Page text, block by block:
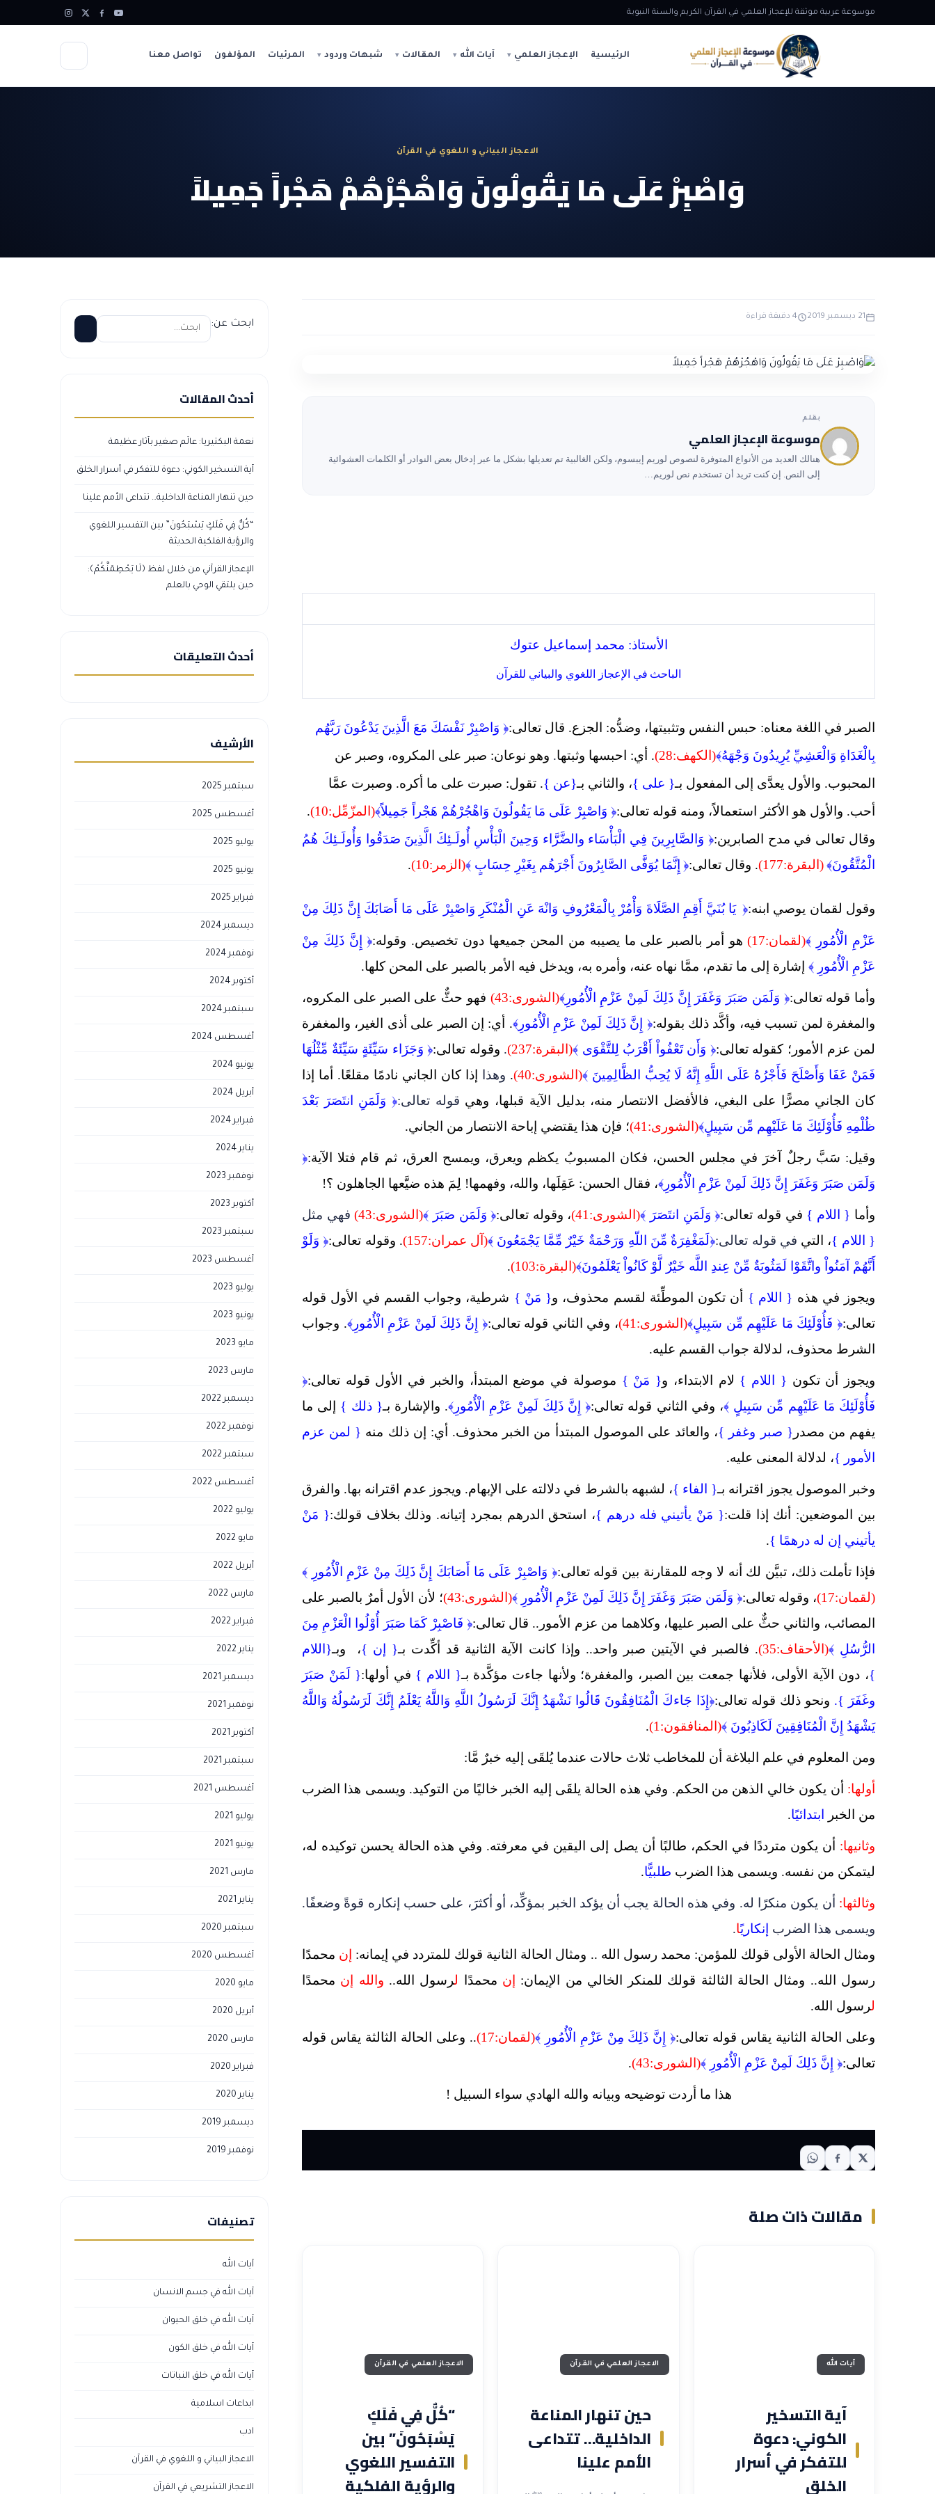
موسوعة عربية موثقة للإعجاز العلمي في القرآن الكريم والسنة النبوية
الرئيسية الإعجاز العلمي آيات الله المقالات شبهات وردود المرئيات المؤلفون تواصل معنا
الاعجاز البياني و اللغوي في القرآن
وَاصْبِرْ عَلَى مَا يَقُولُونَ وَاهْجُرْهُمْ هَجْراً جَمِيلاً
21 ديسمبر 2019 4 دقيقة قراءة
بقلم
موسوعة الإعجاز العلمي
هنالك العديد من الأنواع المتوفرة لنصوص لوريم إيبسوم، ولكن الغالبية تم تعديلها بشكل ما عبر إدخال بعض النوادر أو الكلمات العشوائية
إلى النص. إن كنت تريد أن تستخدم نص لوريم…
الأستاذ: محمد إسماعيل عتوك
الباحث في الإعجاز اللغوي والبياني للقرآن
الصبر في اللغة معناه: حبس النفس وتثبيتها، وضدُّه: الجزع. قال تعالى:﴿ وَاصْبِرْ نَفْسَكَ مَعَ الَّذِينَ يَدْعُونَ رَبَّهُم
بِالْغَدَاةِ وَالْعَشِيِّ يُرِيدُونَ وَجْهَهُ﴾(الكهف:28) . أي: احبسها وثبتها. وهو نوعان: صبر على المكروه، وصبر عن
المحبوب. والأول يعدَّى إلى المفعول بـ{ على }، والثاني بـ{عن }. تقول: صبرت على ما أكره. وصبرت عمَّا
أحب. والأول هو الأكثر استعمالاً، ومنه قوله تعالى:﴿ وَاصْبِرْ عَلَى مَا يَقُولُونَ وَاهْجُرْهُمْ هَجْراً جَمِيلاً﴾(المزّمِّل:10)
.
وقال تعالى في مدح الصابرين:﴿ وَالصَّابِرِينَ فِي الْبَأْسَاء والضَّرَّاء وَحِينَ الْبَأْسِ أُولَـئِكَ الَّذِينَ صَدَقُوا وَأُولَـئِكَ هُمُ
الْمُتَّقُونَ﴾(البقرة:177) . وقال تعالى:﴿ إِنَّمَا يُوَفَّى الصَّابِرُونَ أَجْرَهُم بِغَيْرِ حِسَابٍ ﴾(الزمر:10) .
وقول لقمان يوصي ابنه:﴿ يَا بُنَيَّ أَقِمِ الصَّلَاةَ وَأْمُرْ بِالْمَعْرُوفِ وَانْهَ عَنِ الْمُنْكَرِ وَاصْبِرْ عَلَى مَا أَصَابَكَ إِنَّ ذَلِكَ مِنْ
عَزْمِ الْأُمُورِ ﴾(لقمان:17) هو أمر بالصبر على ما يصيبه من المحن جميعها دون تخصيص. وقوله:﴿ إِنَّ ذَلِكَ مِنْ
عَزْمِ الْأُمُورِ ﴾ إشارة إلى ما تقدم، ممَّا نهاه عنه، وأمره به، ويدخل فيه الأمر بالصبر على المحن كلها.
وأما قوله تعالى:﴿ وَلَمَن صَبَرَ وَغَفَرَ إِنَّ ذَلِكَ لَمِنْ عَزْمِ الْأُمُورِ﴾(الشورى:43)
فهو حثٌّ على الصبر على المكروه،
والمغفرة لمن تسبب فيه، وأكَّد ذلك بقوله:﴿ إِنَّ ذَلِكَ لَمِنْ عَزْمِ الْأُمُورِ﴾. أي: إن الصبر على أذى الغير، والمغفرة
لمن عزم الأمور؛ كقوله تعالى:﴿ وَأَن تَعْفُواْ أَقْرَبُ لِلتَّقْوَى ﴾(البقرة:237) . وقوله تعالى:﴿ وَجَزَاء سَيِّئَةٍ سَيِّئَةٌ مِّثْلُهَا
فَمَنْ عَفَا وَأَصْلَحَ فَأَجْرُهُ عَلَى اللَّهِ إِنَّهُ لَا يُحِبُّ الظَّالِمِينَ ﴾(الشورى:40) . وهذا إذا كان الجاني نادمًا مقلعًا. أما إذا
كان الجاني مصرًّا على البغي، فالأفضل الانتصار منه، بدليل الآية قبلها، وهي قوله تعالى:﴿ وَلَمَنِ انتَصَرَ بَعْدَ
ظُلْمِهِ فَأُوْلَئِكَ مَا عَلَيْهِم مِّن سَبِيلٍ﴾(الشورى:41) ؛ فإن هذا يقتضي إباحة الانتصار من الجاني.
وقيل: سَبَّ رجلٌ آخرَ في مجلس الحسن، فكان المسبوبُ يكظم ويعرق، ويمسح العرق، ثم قام فتلا الآية:﴿
وَلَمَن صَبَرَ وَغَفَرَ إِنَّ ذَلِكَ لَمِنْ عَزْمِ الْأُمُورِ﴾، فقال الحسن: عَقِلَها، والله، وفهمها! لِمَ هذه ضيَّعها الجاهلون ؟!
وأما { اللام } في قوله تعالى:﴿ وَلَمَنِ انتَصَرَ ﴾(الشورى:41) ، وقوله تعالى:﴿ وَلَمَن صَبَرَ ﴾(الشورى:43)
فهي مثل
{ اللام }، التي في قوله تعالى:﴿لَمَغْفِرَةٌ مِّنَ اللّهِ وَرَحْمَةٌ خَيْرٌ مِّمَّا يَجْمَعُونَ ﴾(آل عمران:157) . وقوله تعالى:﴿ وَلَوْ
أَنَّهُمْ آمَنُواْ واتَّقَوْا لَمَثُوبَةٌ مِّنْ عِندِ اللَّه خَيْرٌ لَّوْ كَانُواْ يَعْلَمُونَ﴾(البقرة:103) .
ويجوز في هذه { اللام } أن تكون الموطِّئة لقسم محذوف، و{ مَنْ } شرطية، وجواب القسم في الأول قوله
تعالى:﴿ فَأُوْلَئِكَ مَا عَلَيْهِم مِّن سَبِيلٍ﴾(الشورى:41) ، وفي الثاني قوله تعالى:﴿ إِنَّ ذَلِكَ لَمِنْ عَزْمِ الْأُمُورِ﴾. وجواب
الشرط محذوف، لدلالة جواب القسم عليه.
ويجوز أن تكون { اللام } لام الابتداء، و{ مَنْ } موصولة في موضع المبتدأ، والخبر في الأول قوله تعالى:﴿
فَأُوْلَئِكَ مَا عَلَيْهِم مِّن سَبِيلٍ ﴾، وفي الثاني قوله تعالى:﴿ إِنَّ ذَلِكَ لَمِنْ عَزْمِ الْأُمُورِ﴾. والإشارة بـ{ ذلك } إلى ما
يفهم من مصدر { صبر وغفر }، والعائد على الموصول المبتدأ من الخبر محذوف. أي: إن ذلك منه { لمن عزم
الأمور }، لدلالة المعنى عليه.
وخبر الموصول يجوز اقترانه بـ{ الفاء }، لشبهه بالشرط في دلالته على الإبهام. ويجوز عدم اقترانه بها. والفرق
بين الموضعين: أنك إذا قلت:{ مَنْ يأتيني فله درهم }، استحق الدرهم بمجرد إتيانه. وذلك بخلاف قولك:{ مَنْ
يأتيني إن له درهمًا }.
فإذا تأملت ذلك، تبيَّن لك أنه لا وجه للمقارنة بين قوله تعالى:﴿ وَاصْبِرْ عَلَى مَا أَصَابَكَ إِنَّ ذَلِكَ مِنْ عَزْمِ الْأُمُورِ ﴾
(لقمان:17)
، وقوله تعالى:﴿ وَلَمَن صَبَرَ وَغَفَرَ إِنَّ ذَلِكَ لَمِنْ عَزْمِ الْأُمُورِ ﴾(الشورى:43)
؛ لأن الأول أمرٌ بالصبر على
المصائب، والثاني حثٌّ على الصبر عليها، وكلاهما من عزم الأمور.. قال تعالى:﴿ فَاصْبِرْ كَمَا صَبَرَ أُوْلُوا الْعَزْمِ مِنَ
الرُّسُلِ ﴾(الأحقاف:35) . فالصبر في الآيتين صبر واحد.. وإذا كانت الآية الثانية قد أكِّدت بـ{ إن }، وبـ{اللام
}، دون الآية الأولى، فلأنها جمعت بين الصبر، والمغفرة؛ ولأنها جاءت مؤكَّدة بـ{ اللام } في أولها:{ لَمَنْ صَبَرَ
وغَفَرَ }. ونحو ذلك قوله تعالى:﴿إِذَا جَاءكَ الْمُنَافِقُونَ قَالُوا نَشْهَدُ إِنَّكَ لَرَسُولُ اللَّهِ وَاللَّهُ يَعْلَمُ إِنَّكَ لَرَسُولُهُ وَاللَّهُ
يَشْهَدُ إِنَّ الْمُنَافِقِينَ لَكَاذِبُونَ ﴾(المنافقون:1) .
ومن المعلوم في علم البلاغة أن للمخاطب ثلاث حالات عندما يُلقَى إليه خبرٌ مَّا:
أولها: أن يكون خالي الذهن من الحكم. وفي هذه الحالة يلقَى إليه الخبر خاليًا من التوكيد. ويسمى هذا الضرب
من الخبر ابتدائيًا.
وثانيها: أن يكون مترددًا في الحكم، طالبًا أن يصل إلى اليقين في معرفته. وفي هذه الحالة يحسن توكيده له،
ليتمكن من نفسه. ويسمى هذا الضرب طلبيًّا.
وثالثها: أن يكون منكرًا له. وفي هذه الحالة يجب أن يؤكد الخبر بمؤكِّد، أو أكثرَ، على حسب إنكاره قوةً وضعفًا.
ويسمى هذا الضرب إنكاريًا.
ومثال الحالة الأولى قولك للمؤمن: محمد رسول الله .. ومثال الحالة الثانية قولك للمتردد في إيمانه: إن محمدًا
رسول الله.. ومثال الحالة الثالثة قولك للمنكر الخالي من الإيمان: إن محمدًا لرسول الله.. والله إن محمدًا
لرسول الله.
وعلى الحالة الثانية يقاس قوله تعالى:﴿ إِنَّ ذَلِكَ مِنْ عَزْمِ الْأُمُورِ ﴾(لقمان:17)
.. وعلى الحالة الثالثة يقاس قوله
تعالى:﴿ إِنَّ ذَلِكَ لَمِنْ عَزْمِ الْأُمُورِ ﴾(الشورى:43) .
هذا ما أردت توضيحه وبيانه والله الهادي سواء السبيل !
مقالات ذات صلة
آيات الله
آية التسخير
الكوني: دعوة
للتفكر في أسرار
الخلق
الاعجاز العلمي في القرآن
حين تنهار المناعة
الداخلية… تتداعى
الأمم علينا
الاعجاز العلمي في القرآن
“كُلٌّ فِي فَلَكٍ
يَسْبَحُونَ” بين
التفسير اللغوي
والرؤية الفلكية
ابحث عن:
أحدث المقالات
نعمة البكتيريا: عالَم صغير بآثار عظيمة
آية التسخير الكوني: دعوة للتفكر في أسرار الخلق
حين تنهار المناعة الداخلية… تتداعى الأمم علينا
“كُلٌّ فِي فَلَكٍ يَسْبَحُونَ” بين التفسير اللغوي
والرؤية الفلكية الحديثة
الإعجاز القرآني من خلال لفظ ﴿لَا يَحْطِمَنَّكُمْ﴾:
حين يلتقي الوحي بالعلم
أحدث التعليقات
الأرشيف
سبتمبر 2025
أغسطس 2025
يوليو 2025
يونيو 2025
فبراير 2025
ديسمبر 2024
نوفمبر 2024
أكتوبر 2024
سبتمبر 2024
أغسطس 2024
يونيو 2024
أبريل 2024
فبراير 2024
يناير 2024
نوفمبر 2023
أكتوبر 2023
سبتمبر 2023
أغسطس 2023
يوليو 2023
يونيو 2023
مايو 2023
مارس 2023
ديسمبر 2022
نوفمبر 2022
سبتمبر 2022
أغسطس 2022
يوليو 2022
مايو 2022
أبريل 2022
مارس 2022
فبراير 2022
يناير 2022
ديسمبر 2021
نوفمبر 2021
أكتوبر 2021
سبتمبر 2021
أغسطس 2021
يوليو 2021
يونيو 2021
مارس 2021
يناير 2021
سبتمبر 2020
أغسطس 2020
مايو 2020
أبريل 2020
مارس 2020
فبراير 2020
يناير 2020
ديسمبر 2019
نوفمبر 2019
تصنيفات
آيات الله
آيات الله في جسم الانسان
آيات الله في خلق الحيوان
آيات الله في خلق الكون
آيات الله في خلق النباتات
ابداعات اسلامية
ادب
الاعجاز البياني و اللغوي في القرآن
الاعجاز التشريعي في القرآن